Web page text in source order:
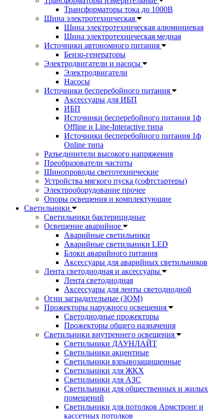
Трансформаторы тока до 1000В
Шина электротехническая
Шина электротехническая алюминиевая
Шина электротехническая медная
Источники автономного питания
Бензо-генераторы
Электродвигатели и насосы
Электродвигатели
Насосы
Источники бесперебойного питания
Аксессуары для ИБП
ИБП
Источники бесперебойного питания 1ф
Offline и Line-Interactive типа
Источники бесперебойного питания 1ф
Online типа
Разъединители высокого напряжения
Преобразователи частоты
Шинопроводы светотехнические
Устройства мягкого пуска (софтстартеры)
Электрооборудование прочее
Опоры освещения и комплектующие
Светильники
Светильники бактерицидные
Освещение аварийное
Аварийные светильники
Аварийные светильники LED
Блоки аварийного питания
Аксессуары для аварийных светильников
Лента светодиодная и аксессуары
Лента светодиодная
Аксессуары для ленты светодиодной
Огни заградительные (ЗОМ)
Прожекторы наружного освещения
Светодиодные прожекторы
Прожекторы общего назначения
Светильники внутреннего освещения
Светильники ДАУНЛАЙТ
Светильники акцентные
Светильники взрывозащищенные
Светильники для ЖКХ
Светильники для АЗС
Светильники для общественных и жилых
помещений
Светильники для потолков Армстронг и
кассетных потолков